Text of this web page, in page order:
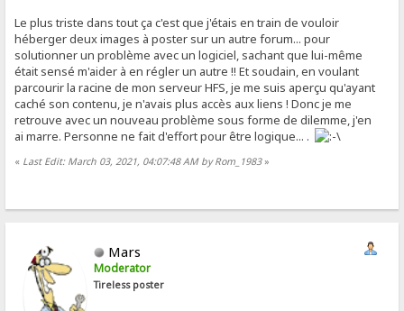
Le plus triste dans tout ça c'est que j'étais en train de vouloir
héberger deux images à poster sur un autre forum... pour
solutionner un problème avec un logiciel, sachant que lui-même
était sensé m'aider à en régler un autre !! Et soudain, en voulant
parcourir la racine de mon serveur HFS, je me suis aperçu qu'ayant
caché son contenu, je n'avais plus accès aux liens ! Donc je me
retrouve avec un nouveau problème sous forme de dilemme, j'en
ai marre. Personne ne fait d'effort pour être logique... .
« Last Edit: March 03, 2021, 04:07:48 AM by Rom_1983»
Mars
Moderator
Tireless poster